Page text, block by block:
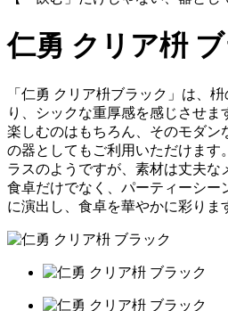
仁勇 クリア枡
「仁勇 クリア枡ブラック」は、
り、シックな重厚感を感じさせま
楽しむのはもちろん、そのモダン
の器としてもご利用いただけます
ラスのようですが、素材は丈夫な
食卓だけでなく、パーティーシー
に演出し、食卓を華やかに彩りま